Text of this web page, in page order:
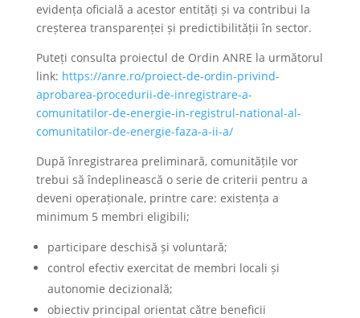
evidența oficială a acestor entități și va contribui la
creșterea transparenței și predictibilității în sector.
Puteți consulta proiectul de Ordin ANRE la următorul
link: https://anre.ro/proiect-de-ordin-privind-
aprobarea-procedurii-de-inregistrare-a-
comunitatilor-de-energie-in-registrul-national-al-
comunitatilor-de-energie-faza-a-ii-a/
După înregistrarea preliminară, comunitățile vor
trebui să îndeplinească o serie de criterii pentru a
deveni operaționale, printre care: existența a
minimum 5 membri eligibili;
participare deschisă și voluntară;
control efectiv exercitat de membri locali și
autonomie decizională;
obiectiv principal orientat către beneficii